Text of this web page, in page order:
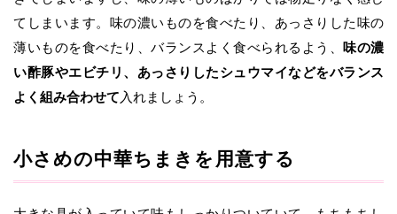
てしまいます。味の濃いものを食べたり、あっさりした味の
薄いものを食べたり、バランスよく食べられるよう、 味の濃
い酢豚やエビチリ、あっさりしたシュウマイなどをバランス
よく組み合わせて 入れましょう。
小さめの中華ちまきを用意する